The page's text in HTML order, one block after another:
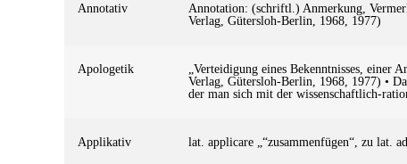
Annotativ
Annotation: (schriftl.) Anmerkung,
Verlag, Gütersloh-Berlin, 1968, 1977)
Apologetik
„Verteidigung eines Bekenntnisses,
Verlag, Gütersloh-Berlin, 1968, 1977) •
der man sich mit der wissenschaftlich-
Applikativ lat. applicare „“zusammenfügen“, zu lat.